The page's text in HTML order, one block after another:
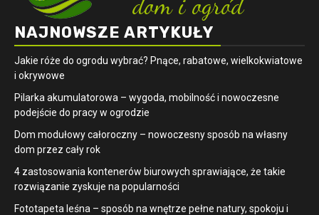
NAJNOWSZE ARTYKUŁY
Jakie róże do ogrodu wybrać? Pnące, rabatowe, wielkokwiatowe
i okrywowe
Pilarka akumulatorowa – wygoda, mobilność i nowoczesne
podejście do pracy w ogrodzie
Dom modułowy całoroczny – nowoczesny sposób na własny
dom przez cały rok
4 zastosowania kontenerów biurowych sprawiające, że takie
rozwiązanie zyskuje na popularności
​Fototapeta leśna – sposób na wnętrze pełne natury, spokoju i